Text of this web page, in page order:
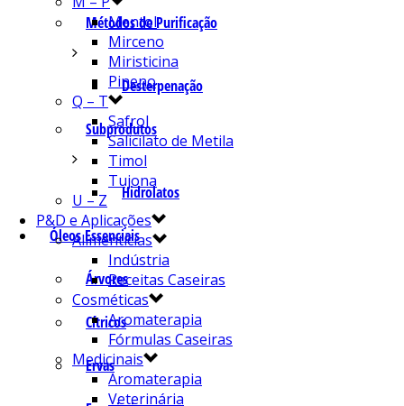
Métodos de Purificação
Desterpenação
Subprodutos
Hidrolatos
Óleos Essenciais
Árvores
Cítricos
Ervas
Mentol
Mirceno
Miristicina
Pineno
Q – T
Safrol
Salicilato de Metila
Timol
Tujona
U – Z
P&D e Aplicações
Alimentícias
Indústria
Receitas Caseiras
Cosméticas
Aromaterapia
Fórmulas Caseiras
Medicinais
Aromaterapia
Veterinária